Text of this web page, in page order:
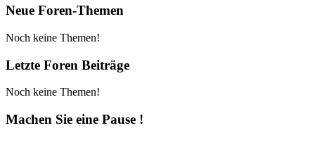
Neue Foren-Themen
Noch keine Themen!
Letzte Foren Beiträge
Noch keine Themen!
Machen Sie eine Pause !